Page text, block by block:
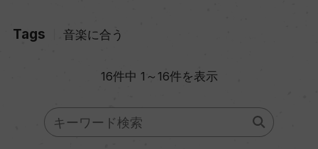
Tags 音楽に合う
16件中 1～16件を表示